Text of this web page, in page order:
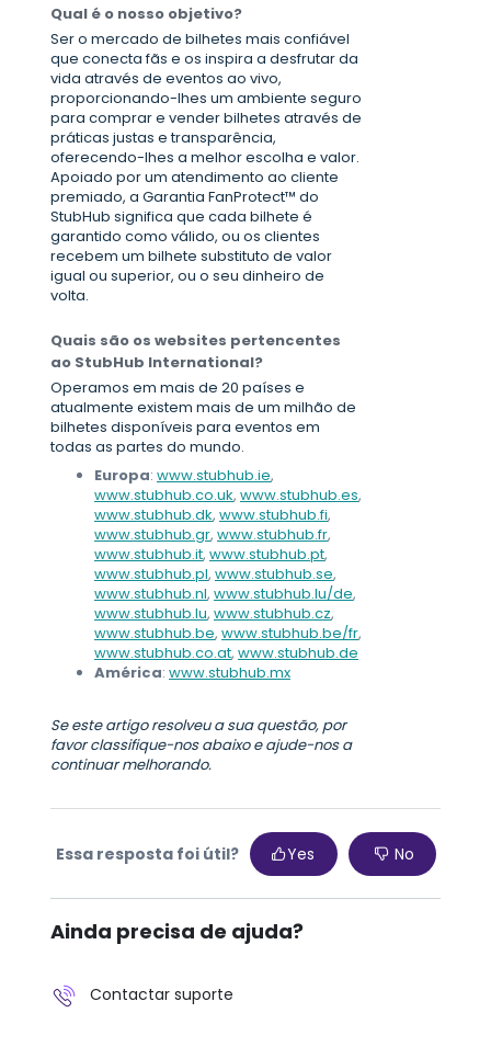
Qual é o nosso objetivo?
Ser o mercado de bilhetes mais confiável
que conecta fãs e os inspira a desfrutar da
vida através de eventos ao vivo,
proporcionando-lhes um ambiente seguro
para comprar e vender bilhetes através de
práticas justas e transparência,
oferecendo-lhes a melhor escolha e valor.
Apoiado por um atendimento ao cliente
premiado, a Garantia FanProtect™ do
StubHub significa que cada bilhete é
garantido como válido, ou os clientes
recebem um bilhete substituto de valor
igual ou superior, ou o seu dinheiro de
volta.
Quais são os websites pertencentes
ao StubHub International?
Operamos em mais de 20 países e
atualmente existem mais de um milhão de
bilhetes disponíveis para eventos em
todas as partes do mundo.
Europa: www.stubhub.ie,
www.stubhub.co.uk, www.stubhub.es,
www.stubhub.dk, www.stubhub.fi,
www.stubhub.gr, www.stubhub.fr,
www.stubhub.it, www.stubhub.pt,
www.stubhub.pl, www.stubhub.se,
www.stubhub.nl, www.stubhub.lu/de,
www.stubhub.lu, www.stubhub.cz,
www.stubhub.be, www.stubhub.be/fr,
www.stubhub.co.at, www.stubhub.de
América: www.stubhub.mx
Se este artigo resolveu a sua questão, por
favor classifique-nos abaixo e ajude-nos a
continuar melhorando.
Essa resposta foi útil? Yes No
Ainda precisa de ajuda?
Contactar suporte